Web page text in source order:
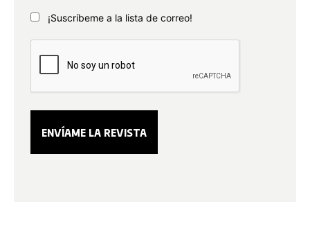
¡Suscríbeme a la lista de correo!